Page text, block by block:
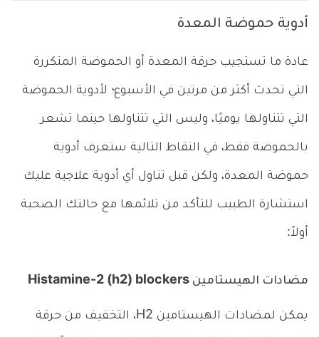
أدوية حموضة المعدة
عادة ما تستجيب حرقة المعدة أو الحموضة المتكررة
التي تحدث أكثر من مرتين في الأسبوع؛ لأدوية الحموضة
التي تتناولها يوميًا، وليس التي تتناولها حينما تشعر
بالحموضة فقط، في النقاط التالية ستعرف أدوية
حموضة المعدة، ولكن قبل تناول أي أدوية علاجية عليك
استشارة الطبيب للتأكد من تلائمها مع حالتك الصحية
أولاً:
مضادات الهيستامين Histamine-2 (h2) blockers
يمكن لمضادات الهيستامين H2، التخفيف من حرقة